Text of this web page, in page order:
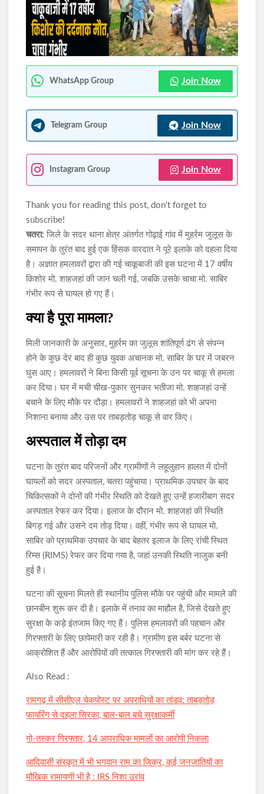
लोहरदगा में आरपीएफ की बड़ी कार्रवाई, दो मानव तस्कर गिरफ्तार; चार
नाबालिग बालिकाओं को सकुशल बचाया
गुमला में 82 किलो गांजा के साथ 5 तस्कर गिरफ्तार, ₹80 हजार नकद और दो
वाहन जब्त
WhatsApp Group Join Now
Telegram Group Join Now
Instagram Group Join Now
Thank you for reading this post, don't forget to
subscribe!
चतरा: जिले के सदर थाना क्षेत्र अंतर्गत गोढ़ाई गांव में मुहर्रम जुलूस के
समापन के तुरंत बाद हुई एक हिंसक वारदात ने पूरे इलाके को दहला दिया
है। अज्ञात हमलावरों द्वारा की गई चाकूबाजी की इस घटना में 17 वर्षीय
किशोर मो. शाहजहां की जान चली गई, जबकि उसके चाचा मो. साबिर
गंभीर रूप से घायल हो गए हैं।
​क्या है पूरा मामला?
मिली जानकारी के अनुसार, मुहर्रम का जुलूस शांतिपूर्ण ढंग से संपन्न
होने के कुछ देर बाद ही कुछ युवक अचानक मो. साबिर के घर में जबरन
घुस आए। हमलावरों ने बिना किसी पूर्व सूचना के उन पर चाकू से हमला
कर दिया। घर में मची चीख-पुकार सुनकर भतीजा मो. शाहजहां उन्हें
बचाने के लिए मौके पर दौड़ा। हमलावरों ने शाहजहां को भी अपना
निशाना बनाया और उस पर ताबड़तोड़ चाकू से वार किए।
​अस्पताल में तोड़ा दम
घटना के तुरंत बाद परिजनों और ग्रामीणों ने लहूलुहान हालत में दोनों
घायलों को सदर अस्पताल, चतरा पहुंचाया। प्राथमिक उपचार के बाद
चिकित्सकों ने दोनों की गंभीर स्थिति को देखते हुए उन्हें हजारीबाग सदर
अस्पताल रेफर कर दिया। इलाज के दौरान मो. शाहजहां की स्थिति
बिगड़ गई और उसने दम तोड़ दिया। वहीं, गंभीर रूप से घायल मो.
साबिर को प्राथमिक उपचार के बाद बेहतर इलाज के लिए रांची स्थित
रिम्स (RIMS) रेफर कर दिया गया है, जहां उनकी स्थिति नाजुक बनी
हुई है।
​घटना की सूचना मिलते ही स्थानीय पुलिस मौके पर पहुंची और मामले की
छानबीन शुरू कर दी है। इलाके में तनाव का माहौल है, जिसे देखते हुए
सुरक्षा के कड़े इंतजाम किए गए हैं। पुलिस हमलावरों की पहचान और
गिरफ्तारी के लिए छापेमारी कर रही है। ग्रामीण इस बर्बर घटना से
आक्रोशित हैं और आरोपियों की तत्काल गिरफ्तारी की मांग कर रहे हैं।
Also Read :
रामगढ़ में सीसीएल चेकपोस्ट पर अपराधियों का तांडव: ताबड़तोड़
फायरिंग से दहला सिरका, बाल-बाल बचे सुरक्षाकर्मी
गो-तस्कर गिरफ्तार, 14 आपराधिक मामलों का आरोपी निकला
आदिवासी संस्कृत में भी भगवान राम का जिक्र, कई जनजातियों का
मौखिक रामायणी भी है : IRS निशा उरांव